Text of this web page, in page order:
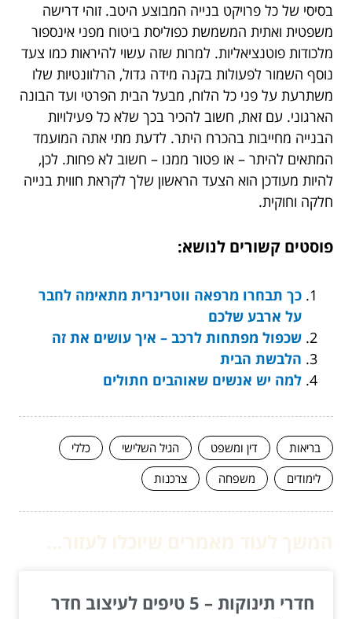
בסיסי של כל פרויקט בנייה המבוצע היטב. זוהי דרישה
משפטית ואתית המשמשת כפוליסת ביטוח מפני אינספור
מלכודות פוטנציאליות. למרות שזה עשוי להיראות כמו צעד
נוסף השמור לפעולות בקנה מידה גדול, הרלוונטיות שלו
משתרעת על פני כל הלוח, מבעל הבית הפרטי ועד הבונה
הארגוני. עם זאת, חשוב להכיר בכך שלא כל פעילויות
הבנייה מחייבות בהכרח היתר. לדעת מתי אתה המועמד
המתאים להיתר – או פטור ממנו – חשוב לא פחות. לכן,
להיות מעודכן הוא הצעד הראשון שלך לקראת חווית בנייה
חלקה וחוקית.
פוסטים קשורים לנושא:
כך תבחרו מרפאה ווטרינרית מתאימה לחבר
על ארבע שלכם
שכפול מפתחות לרכב – איך עושים את זה
הלבשת הבית
למה יש אנשים שאוהבים חתולים
בריאות דין ומשפט הגיל השלישי
כללי
לימודים
משפחה צרכנות
חדרי תינוקות – 5 טיפים לעיצוב חדר